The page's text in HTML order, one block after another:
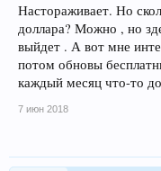
Настораживает. Но
доллара? Можно , но
выйдет . А вот мне
потом обновы
каждый месяц что-то
7 июн 2018